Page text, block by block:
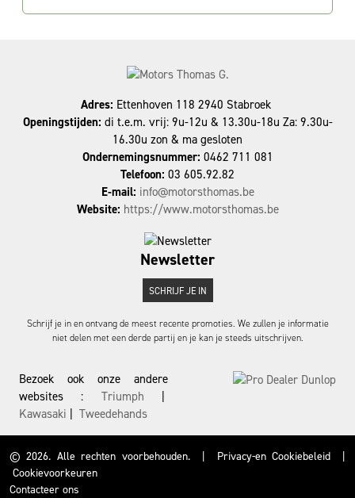
Adres: Ettenhoven 118 2940 Stabroek
Openingstijden: di t.e.m. vrij: 9u-12u & 13.30u-18u Za: 9.30u-
16.30u zon & ma gesloten
Ondernemingsnummer: 0462 711 081
Telefoon: 03 605.92.82
E-mail: info@motorsthomas.be
Website: https://www.motorsthomas.be
Newsletter
SCHRIJF JE IN
Schrijf je in en ontvang de meest recente promoties. We zullen je informatie
niet delen met een derde partij en je kan je steeds uitschrijven.
Bezoek ook onze andere
websites : Triumph |
Kawasaki | Tweedehands
© 2026. Alle rechten voorbehouden. | Privacy-en Cookiebeleid
|
Cookievoorkeuren
Contacteer ons